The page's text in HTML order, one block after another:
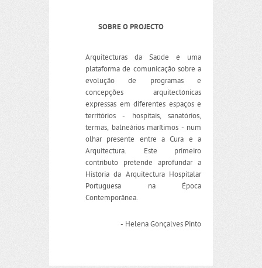
SOBRE O PROJECTO
Arquitecturas da Saúde é uma
plataforma de comunicação sobre a
evolução de programas e
concepções arquitectónicas
expressas em diferentes espaços e
territórios - hospitais, sanatórios,
termas, balneários marítimos - num
olhar presente entre a Cura e a
Arquitectura. Este primeiro
contributo pretende aprofundar a
História da Arquitectura Hospitalar
Portuguesa na Época
Contemporânea.
- Helena Gonçalves Pinto